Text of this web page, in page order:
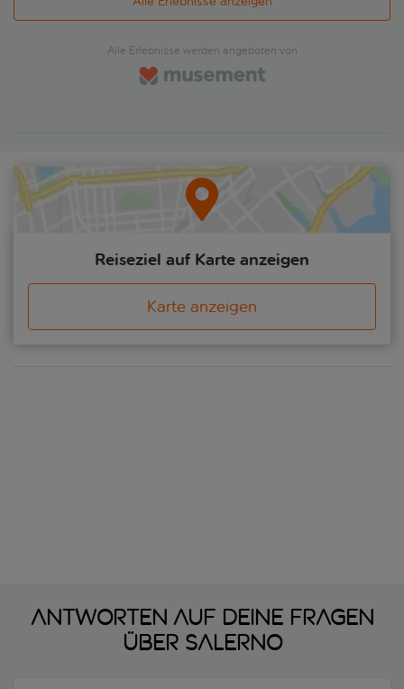
Alle Erlebnisse werden angeboten von
Reiseziel auf Karte anzeigen
Karte anzeigen
Antworten auf deine Fragen
über Salerno